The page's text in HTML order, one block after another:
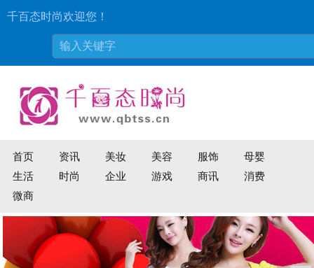
千百态时尚欢迎您！
首页 资讯 美妆 美容 服饰
母婴
生活
时尚 企业 游戏 商讯
消费
微商